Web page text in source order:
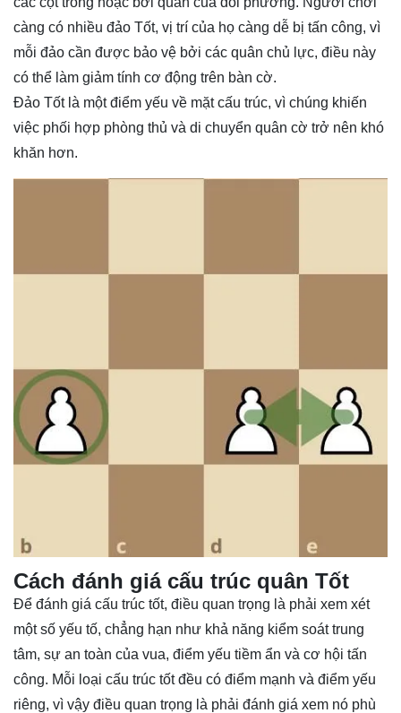
càng có nhiều đảo Tốt, vị trí của họ càng dễ bị tấn công, vì
mỗi đảo cần được bảo vệ bởi các quân chủ lực, điều này
có thể làm giảm tính cơ động trên bàn cờ.
Đảo Tốt là một điểm yếu về mặt cấu trúc, vì chúng khiến
việc phối hợp phòng thủ và di chuyển quân cờ trở nên khó
khăn hơn.
Cách đánh giá cấu trúc quân Tốt
Để đánh giá cấu trúc tốt, điều quan trọng là phải xem xét
một số yếu tố, chẳng hạn như khả năng kiểm soát trung
tâm, sự an toàn của vua, điểm yếu tiềm ẩn và cơ hội tấn
công. Mỗi loại cấu trúc tốt đều có điểm mạnh và điểm yếu
riêng, vì vậy điều quan trọng là phải đánh giá xem nó phù